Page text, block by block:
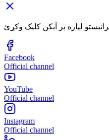
Facebook
Official channel
YouTube
Official channel
Instagram
Official channel